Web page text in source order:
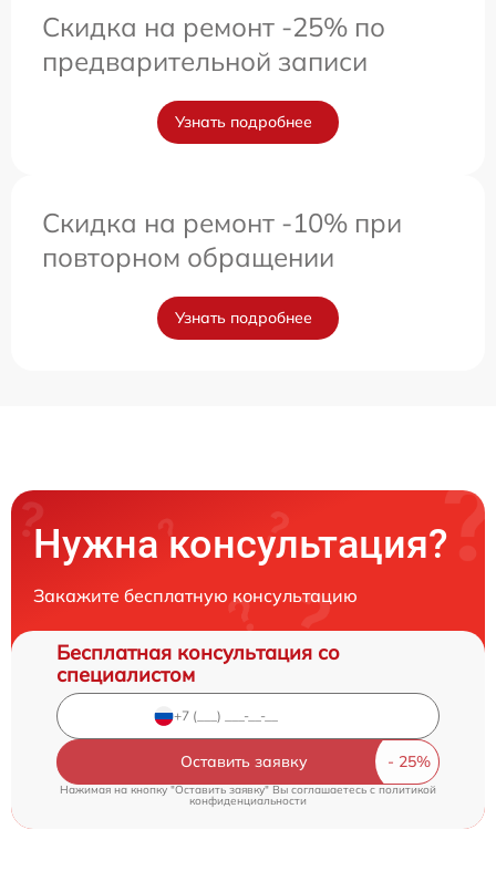
Скидка на ремонт -25% по
предварительной записи
Узнать подробнее
Скидка на ремонт -10% при
повторном обращении
Узнать подробнее
Нужна консультация?
Закажите бесплатную консультацию
Бесплатная консультация со
специалистом
Оставить заявку
Нажимая на кнопку "Оставить заявку" Вы соглашаетесь cполитикой
конфиденциальности